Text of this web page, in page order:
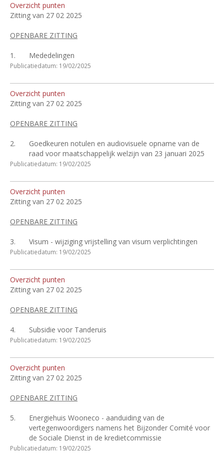
Overzicht punten
Zitting van 27 02 2025
OPENBARE ZITTING
1. Mededelingen
Publicatiedatum: 19/02/2025
Overzicht punten
Zitting van 27 02 2025
OPENBARE ZITTING
2.
Goedkeuren notulen en audiovisuele opname van de
raad voor maatschappelijk welzijn van 23 januari 2025
Publicatiedatum: 19/02/2025
Overzicht punten
Zitting van 27 02 2025
OPENBARE ZITTING
3. Visum - wijziging vrijstelling van visum verplichtingen
Publicatiedatum: 19/02/2025
Overzicht punten
Zitting van 27 02 2025
OPENBARE ZITTING
4. Subsidie voor Tanderuis
Publicatiedatum: 19/02/2025
Overzicht punten
Zitting van 27 02 2025
OPENBARE ZITTING
5.
Energiehuis Wooneco - aanduiding van de
vertegenwoordigers namens het Bijzonder Comité voor
de Sociale Dienst in de kredietcommissie
Publicatiedatum: 19/02/2025